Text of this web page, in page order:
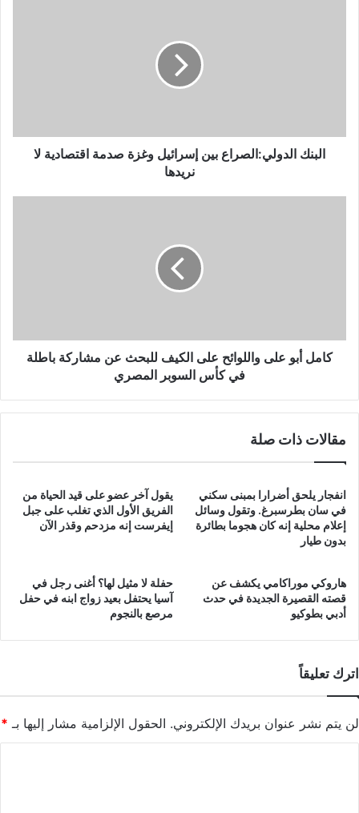
نريدها
البنك الدولي:الصراع بين إسرائيل وغزة صدمة اقتصادية لا
نريدها
مشاركة
باطلة
السوبر
كامل أبو على واللوائح على الكيف للبحث عن مشاركة باطلة
في كأس السوبر المصري
مقالات ذات صلة
انفجار يلحق أضرارا بمبنى سكني
في سان بطرسبرغ. وتقول وسائل
إعلام محلية إنه كان هجوما بطائرة
بدون طيار
يقول آخر عضو على قيد الحياة من
الفريق الأول الذي تغلب على جبل
إيفرست إنه مزدحم وقذر الآن
هاروكي موراكامي يكشف عن
قصته القصيرة الجديدة في حدث
أدبي بطوكيو
حفلة لا مثيل لها؟ أغنى رجل في
آسيا يحتفل بعيد زواج ابنه في حفل
مرصع بالنجوم
اترك تعليقاً
لن يتم نشر عنوان بريدك الإلكتروني. الحقول الإلزامية مشار إليها بـ *